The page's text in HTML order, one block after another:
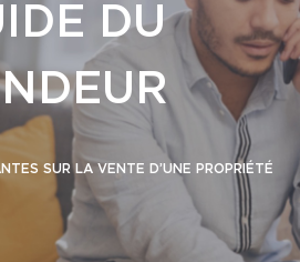
DU
SUR LA VENTE D’UNE PROPRIÉTÉ